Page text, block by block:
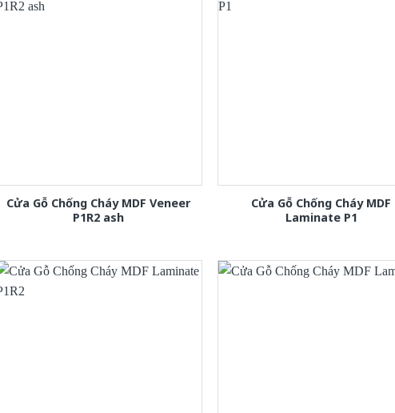
Cửa Gỗ Chống Cháy MDF Veneer
P1R2 ash
Cửa Gỗ Chống Cháy MDF
Laminate P1